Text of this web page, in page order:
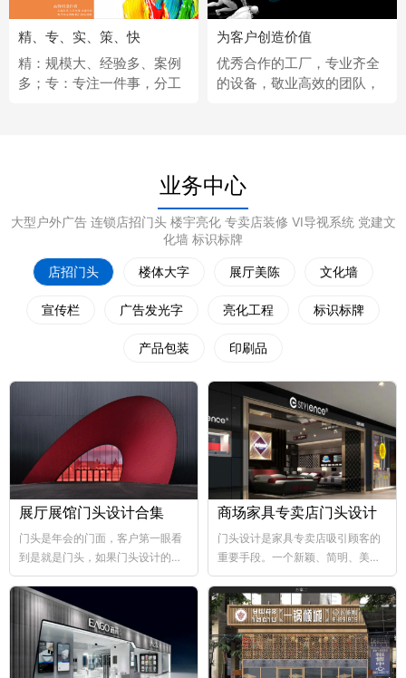
精、专、实、策、快
精：规模大、经验多、案例
多；专：专注一件事，分工
为客户创造价值
优秀合作的工厂，专业齐全
的设备，敬业高效的团队，
业务中心
大型户外广告 连锁店招门头 楼宇亮化 专卖店装修 VI导视系统 党建文
化墙 标识标牌
店招门头 楼体大字 展厅美陈 文化墙
宣传栏 广告发光字 亮化工程 标识标牌
产品包装 印刷品
展厅展馆门头设计合集
门头是年会的门面，客户第一眼看
到是就是门头，如果门头设计的比
较好，那年会也向...
商场家具专卖店门头设计
门头设计是家具专卖店吸引顾客的
重要手段。一个新颖、简明、美观
大方的门...